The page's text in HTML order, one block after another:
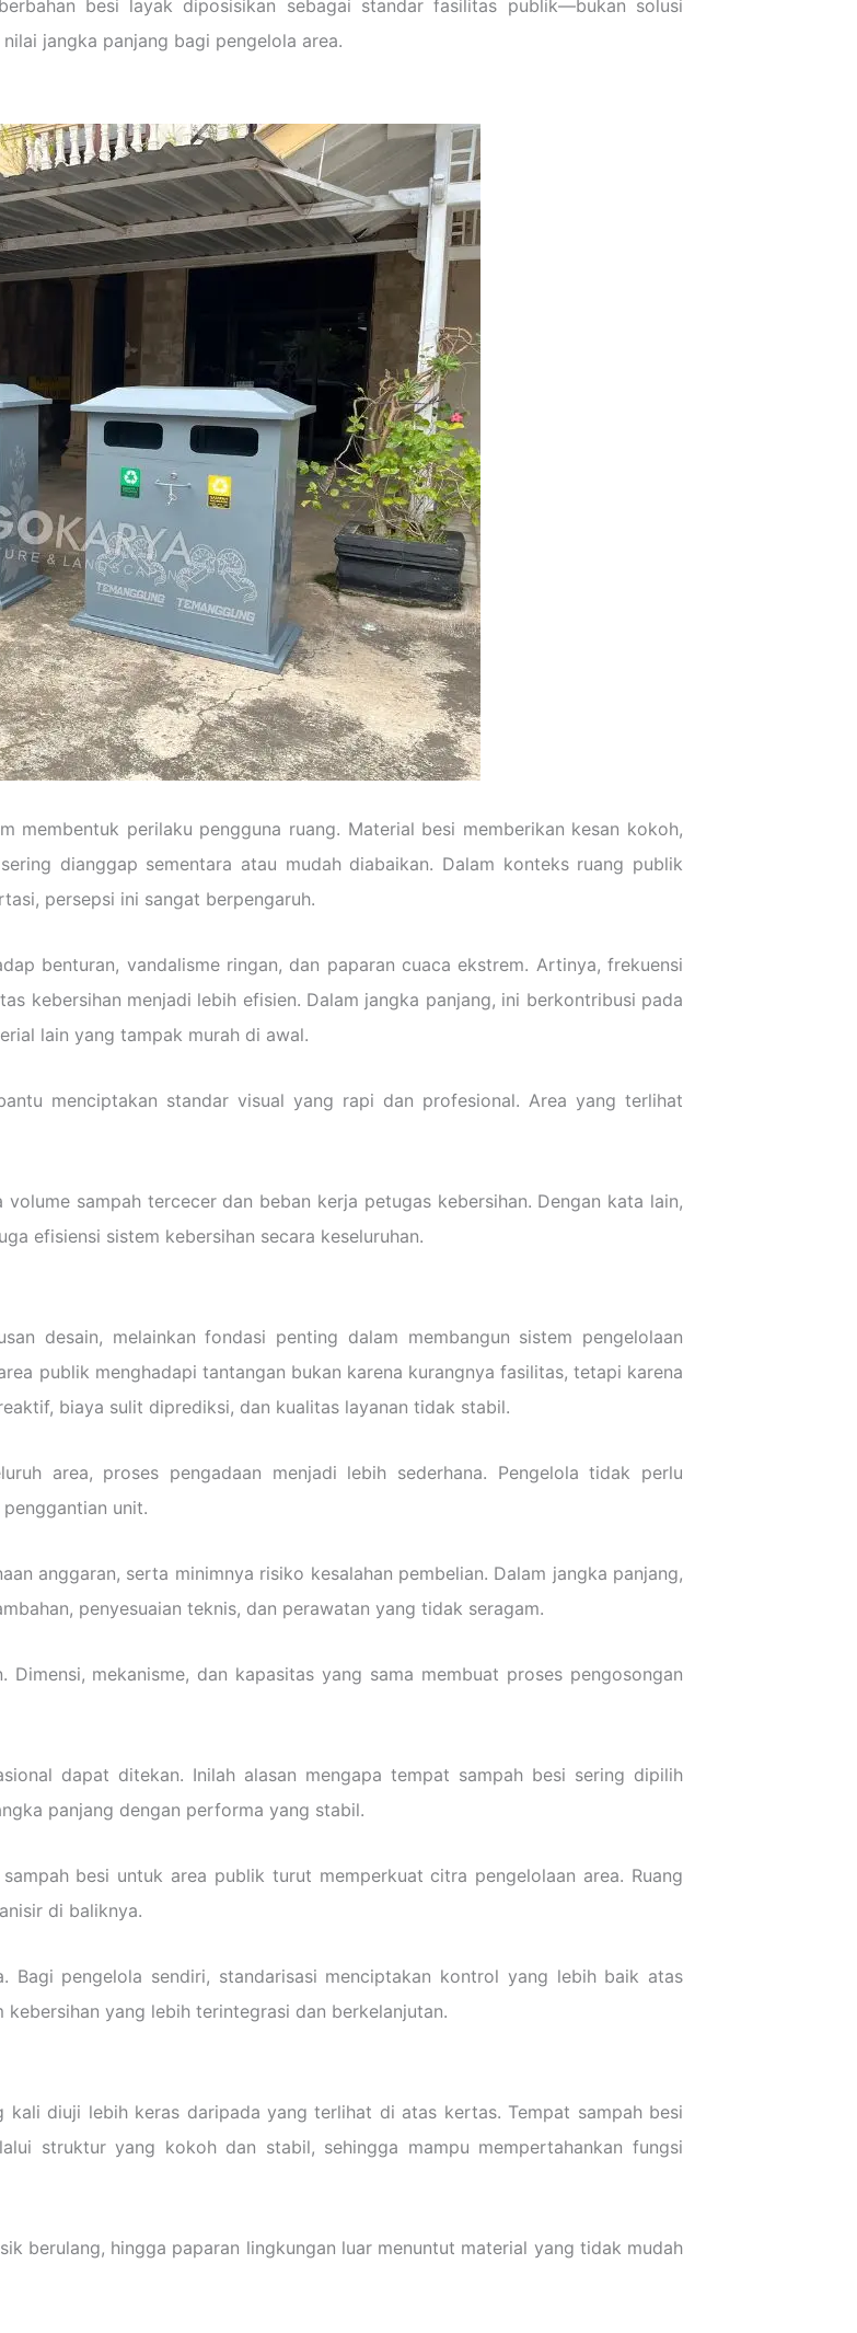
besi layak diposisikan sebagai standar fasilitas publik—bukan solusi
jangka panjang bagi pengelola area.
membentuk perilaku pengguna ruang. Material besi memberikan kesan kokoh,
dianggap sementara atau mudah diabaikan. Dalam konteks ruang publik
persepsi ini sangat berpengaruh.
benturan, vandalisme ringan, dan paparan cuaca ekstrem. Artinya, frekuensi
kebersihan menjadi lebih efisien. Dalam jangka panjang, ini berkontribusi pada
lain yang tampak murah di awal.
menciptakan standar visual yang rapi dan profesional. Area yang terlihat
sampah tercecer dan beban kerja petugas kebersihan. Dengan kata lain,
efisiensi sistem kebersihan secara keseluruhan.
desain, melainkan fondasi penting dalam membangun sistem pengelolaan
publik menghadapi tantangan bukan karena kurangnya fasilitas, tetapi karena
biaya sulit diprediksi, dan kualitas layanan tidak stabil.
area, proses pengadaan menjadi lebih sederhana. Pengelola tidak perlu
unit.
anggaran, serta minimnya risiko kesalahan pembelian. Dalam jangka panjang,
penyesuaian teknis, dan perawatan yang tidak seragam.
mekanisme, dan kapasitas yang sama membuat proses pengosongan
dapat ditekan. Inilah alasan mengapa tempat sampah besi sering dipilih
panjang dengan performa yang stabil.
besi untuk area publik turut memperkuat citra pengelolaan area. Ruang
di baliknya.
Bagi pengelola sendiri, standarisasi menciptakan kontrol yang lebih baik atas
yang lebih terintegrasi dan berkelanjutan.
diuji lebih keras daripada yang terlihat di atas kertas. Tempat sampah besi
struktur yang kokoh dan stabil, sehingga mampu mempertahankan fungsi
berulang, hingga paparan lingkungan luar menuntut material yang tidak mudah